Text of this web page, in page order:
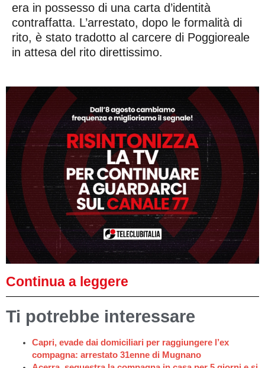
era in possesso di una carta d’identità
contraffatta. L’arrestato, dopo le formalità di
rito, è stato tradotto al carcere di Poggioreale
in attesa del rito direttissimo.
Continua a leggere
Ti potrebbe interessare
Capri, evade dai domiciliari per raggiungere l’ex
compagna: arrestato 31enne di Mugnano